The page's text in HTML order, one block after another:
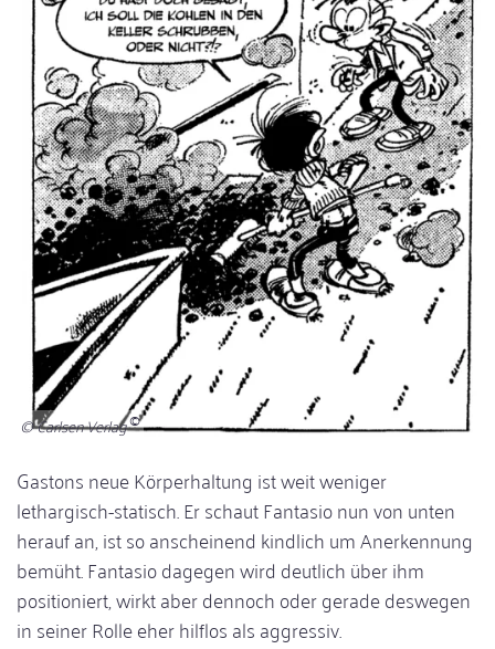
© Carlsen Verlag
Gastons neue Körperhaltung ist weit weniger
lethargisch-statisch. Er schaut Fantasio nun von unten
herauf an, ist so anscheinend kindlich um Anerkennung
bemüht. Fantasio dagegen wird deutlich über ihm
positioniert, wirkt aber dennoch oder gerade deswegen
in seiner Rolle eher hilflos als aggressiv.